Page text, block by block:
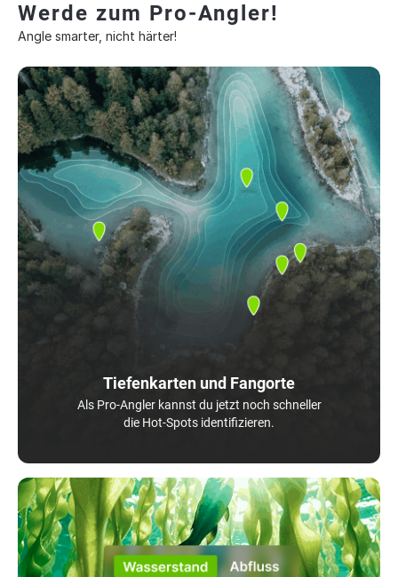
Werde zum Pro-Angler!
Angle smarter, nicht härter!
Tiefenkarten und Fangorte
Als Pro-Angler kannst du jetzt noch schneller
die Hot-Spots identifizieren.